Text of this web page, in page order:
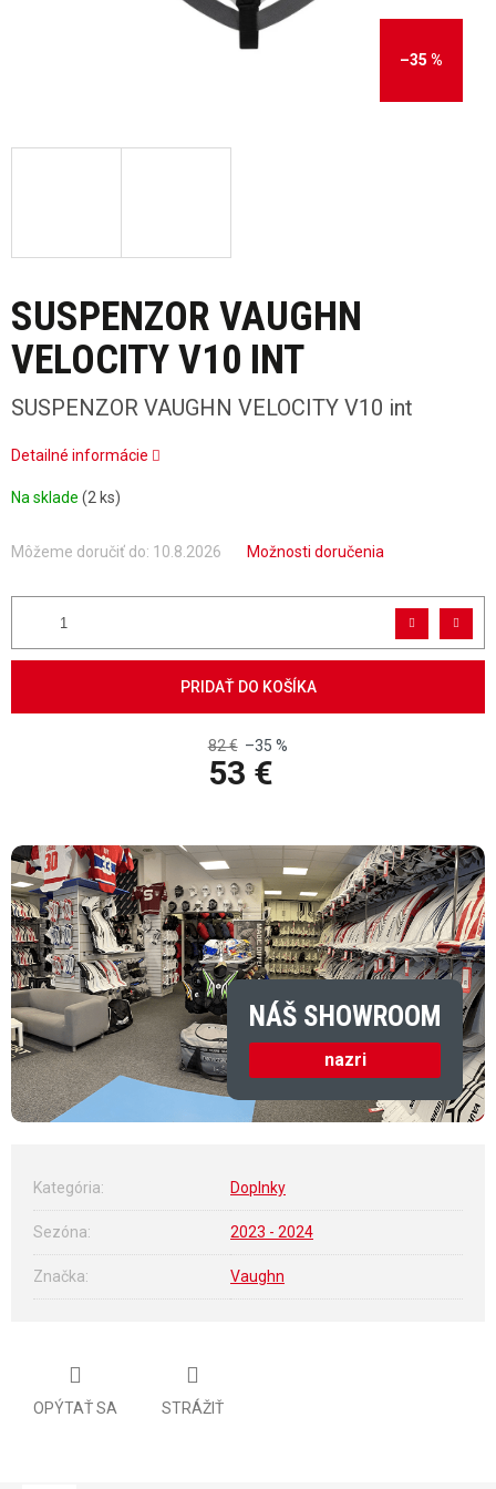
–35 %
SUSPENZOR VAUGHN
VELOCITY V10 INT
SUSPENZOR VAUGHN VELOCITY V10 int
Detailné informácie
Na sklade (2 ks)
Môžeme doručiť do: 10.8.2026 Možnosti doručenia
PRIDAŤ DO KOŠÍKA
82 € –35 %
53 €
NÁŠ SHOWROOM
nazri
Kategória: Doplnky
Sezóna: 2023 - 2024
Značka: Vaughn
OPÝTAŤ SA STRÁŽIŤ